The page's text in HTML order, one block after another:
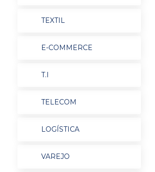
TEXTIL
E-COMMERCE
T.I
TELECOM
LOGÍSTICA
VAREJO